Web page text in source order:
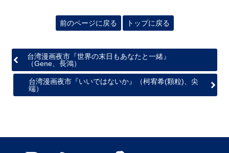
前のページに戻る トップに戻る
台湾漫画夜市『世界の末日もあなたと一緒』
（Gene、長鴻）
台湾漫画夜市『いいではないか』（柯宥希(顆粒)、尖
端）